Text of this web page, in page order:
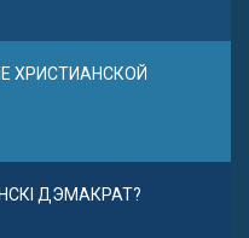
ХРИСТИАНСКОЙ
ДЭМАКРАТ?